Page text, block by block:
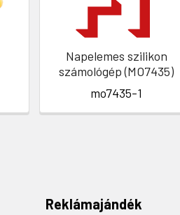
Napelemes szilikon
számológép (MO7435)
mo7435-1
Reklámajándék